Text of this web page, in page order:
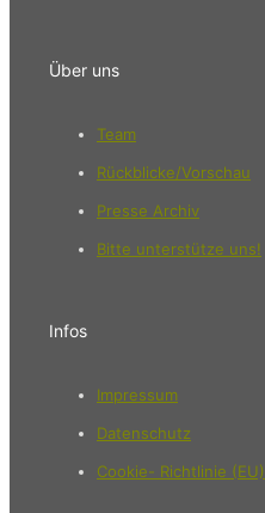
Über uns
Team
Rückblicke/Vorschau
Presse Archiv
Bitte unterstütze uns!
Infos
Impressum
Datenschutz
Cookie- Richtlinie (EU)